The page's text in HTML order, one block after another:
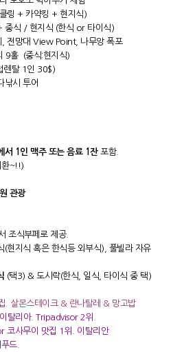
링 + 카약킹 + 현지식)
중식 / 현지식 (한식 or 타이식)
망대 View Point, 나무앙 폭포
9홀 (중식:현지식)
탈 1인 30$)
낚시 투어
서 1인 맥주 또는 음료 1잔포함.
환~!!)
관광
조식부페로 제공.
현지식 혹은 한식등 외부식), 풀빌라 자유
(택3) & 도시락(한식, 일식, 타이식 중 택)
. 살몬스테이크 & 란나탈레 & 망고밥
탈리아. Tripadvisor 2위.
코사무이 맛집 1위. 이탈리안
드.